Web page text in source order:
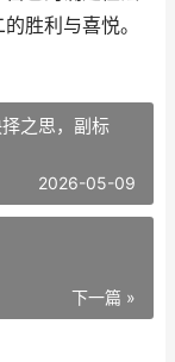
胜利与喜悦。
之思，副标
2026-05-09
下一篇 »